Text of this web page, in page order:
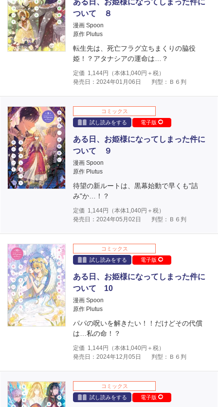
ある日、お姫様になってしまった件に
ついて ８
漫画 Spoon
原作 Plutus
転生先は、死亡フラグ立ちまくりの脇役
姫！？アタナシアの運命は…？
定価 1,144円（本体1,040円＋税）
発売日：2024年01月06日
判型：Ｂ６判
コミックス
試し読みをする
電子版
ある日、お姫様になってしまった件に
ついて ９
漫画 Spoon
原作 Plutus
待望の新ルートは、黒幕始動で早くも"詰
み"か…！？
定価 1,144円（本体1,040円＋税）
発売日：2024年05月02日
判型：Ｂ６判
コミックス
試し読みをする
電子版
ある日、お姫様になってしまった件に
ついて 10
漫画 Spoon
原作 Plutus
パパの呪いを解きたい！！だけどその代償
は…私の命！？
定価 1,144円（本体1,040円＋税）
発売日：2024年12月05日
判型：Ｂ６判
コミックス
試し読みをする
電子版